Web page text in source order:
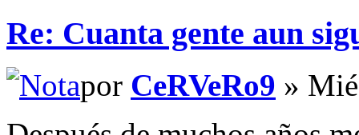
Re: Cuanta gente aun
por CeRVeRo9 »